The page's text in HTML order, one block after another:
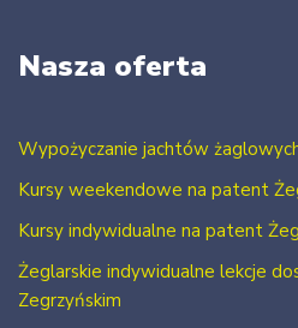
Nasza oferta
Wypożyczanie jachtów
Kursy weekendowe na patent
Kursy indywidualne na patent
Żeglarskie indywidualne lekcje
Zegrzyńskim